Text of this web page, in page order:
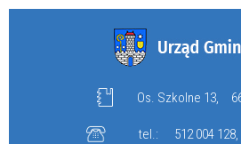
Os. Szkolne 13,
tel.: 512 004 128,